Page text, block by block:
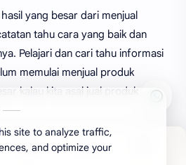
yang besar dari menjual
tahu cara yang baik dan
Pelajari dan cari tahu informasi
memulai menjual produk
kalau kita asal jual produk
kekurangan dari artikel ini,
site to analyze traffic,
and optimize your